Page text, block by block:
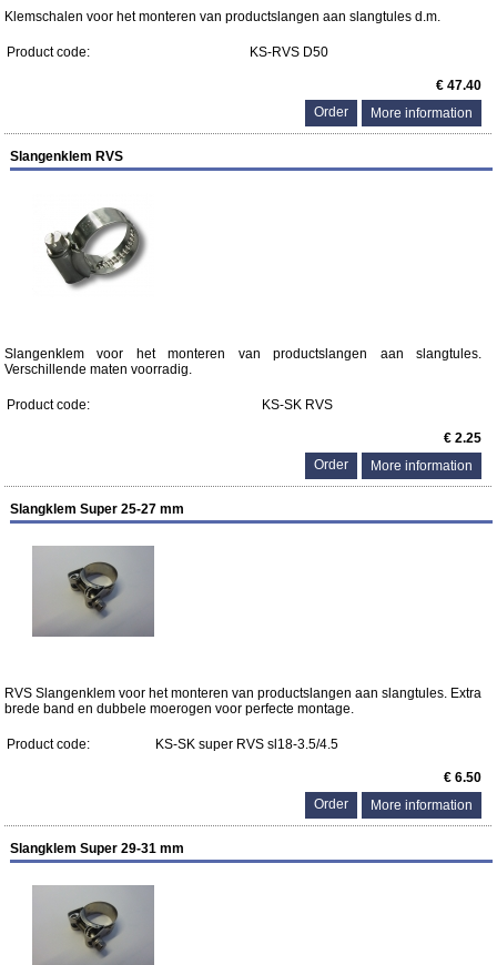
Klemschalen voor het monteren van productslangen aan slangtules d.m.
Product code: KS-RVS D50
€ 47.40
More information
Slangenklem RVS
Slangenklem voor het monteren van productslangen aan slangtules.
Verschillende maten voorradig.
Product code: KS-SK RVS
€ 2.25
More information
Slangklem Super 25-27 mm
RVS Slangenklem voor het monteren van productslangen aan slangtules. Extra
brede band en dubbele moerogen voor perfecte montage.
Product code: KS-SK super RVS sl18-3.5/4.5
€ 6.50
More information
Slangklem Super 29-31 mm